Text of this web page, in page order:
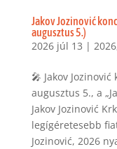
Jakov Jozinović
augusztus 5.)
2026 júl 13 | 2026
🎤 Jakov
augusztus 5., a
Jakov Jozinović
legígéretesebb
Jozinović, 2026